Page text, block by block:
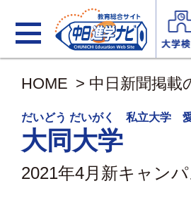
HOME > 中日新聞掲載
だいどう だいがく 私立大学
大同大学
2021年4月新キャン